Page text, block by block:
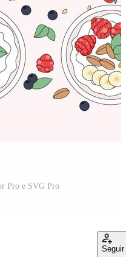
Pro e SVG Pro
Seguir